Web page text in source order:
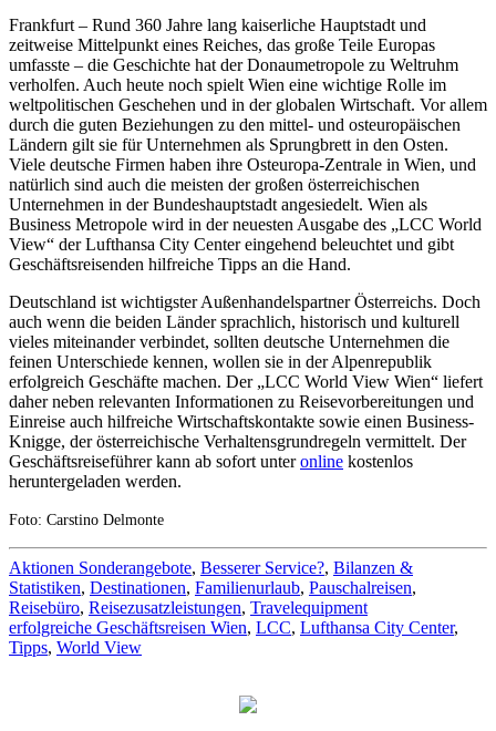
Frankfurt – Rund 360 Jahre lang kaiserliche Hauptstadt und
zeitweise Mittelpunkt eines Reiches, das große Teile Europas
umfasste – die Geschichte hat der Donaumetropole zu Weltruhm
verholfen. Auch heute noch spielt Wien eine wichtige Rolle im
weltpolitischen Geschehen und in der globalen Wirtschaft. Vor allem
durch die guten Beziehungen zu den mittel- und osteuropäischen
Ländern gilt sie für Unternehmen als Sprungbrett in den Osten.
Viele deutsche Firmen haben ihre Osteuropa-Zentrale in Wien, und
natürlich sind auch die meisten der großen österreichischen
Unternehmen in der Bundeshauptstadt angesiedelt. Wien als
Business Metropole wird in der neuesten Ausgabe des „LCC World
View“ der Lufthansa City Center eingehend beleuchtet und gibt
Geschäftsreisenden hilfreiche Tipps an die Hand.
Deutschland ist wichtigster Außenhandelspartner Österreichs. Doch
auch wenn die beiden Länder sprachlich, historisch und kulturell
vieles miteinander verbindet, sollten deutsche Unternehmen die
feinen Unterschiede kennen, wollen sie in der Alpenrepublik
erfolgreich Geschäfte machen. Der „LCC World View Wien“ liefert
daher neben relevanten Informationen zu Reisevorbereitungen und
Einreise auch hilfreiche Wirtschaftskontakte sowie einen Business-
Knigge, der österreichische Verhaltensgrundregeln vermittelt. Der
Geschäftsreiseführer kann ab sofort unteronline kostenlos
heruntergeladen werden.
Foto: Carstino Delmonte
Aktionen Sonderangebote, Besserer Service?, Bilanzen &
Statistiken, Destinationen, Familienurlaub, Pauschalreisen,
Reisebüro, Reisezusatzleistungen, Travelequipment
erfolgreiche Geschäftsreisen Wien, LCC, Lufthansa City Center,
Tipps, World View